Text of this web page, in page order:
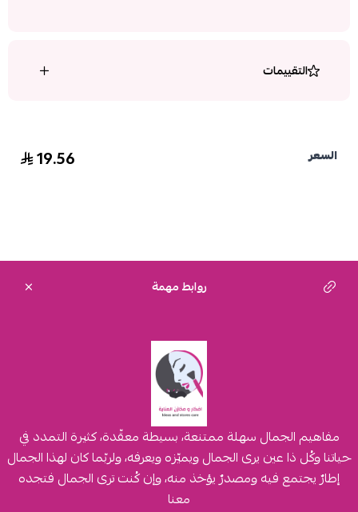
التقييمات
السعر 19.56
روابط مهمة
مفاهيم الجمال سهلة ممتنعة، بسيطة معقّدة، كثيرة التمدد في
حياتنا وكُل ذا عين يرى الجمال ويميّزه ويعرفه، ولربّما كان لهذا الجمال
إطارٌ يجتمع فيه ومصدرٌ يؤخذ منه، وإن كُنت ترى الجمال فتجده
معنا